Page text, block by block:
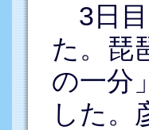
3日目
た。琵
の一分
した。